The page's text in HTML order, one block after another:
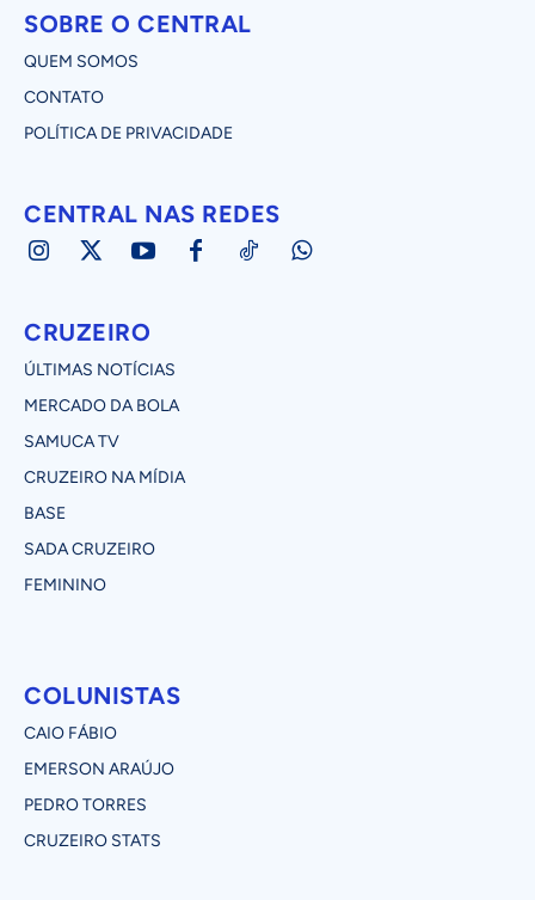
SOBRE O CENTRAL
QUEM SOMOS
CONTATO
POLÍTICA DE PRIVACIDADE
CENTRAL NAS REDES
CRUZEIRO
ÚLTIMAS NOTÍCIAS
MERCADO DA BOLA
SAMUCA TV
CRUZEIRO NA MÍDIA
BASE
SADA CRUZEIRO
FEMININO
COLUNISTAS
CAIO FÁBIO
EMERSON ARAÚJO
PEDRO TORRES
CRUZEIRO STATS